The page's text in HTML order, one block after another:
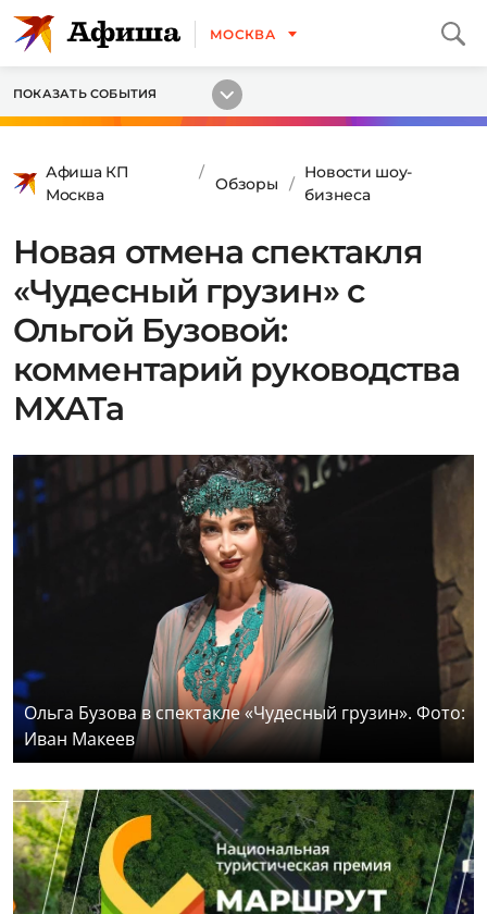
МОСКВА
ПОКАЗАТЬ СОБЫТИЯ
Афиша КП
Москва
Обзоры
Новости шоу-
бизнеса
Новая отмена спектакля
«Чудесный грузин» с
Ольгой Бузовой:
комментарий руководства
МХАТа
Ольга Бузова в спектакле «Чудесный грузин». Фото:
Иван Макеев